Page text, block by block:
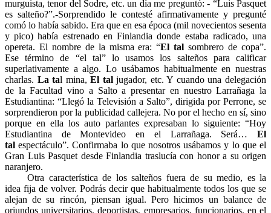
murguista, tenor del Sodre, etc. un día me preguntó: - “Luis Pasquet
es salteño?”.-Sorprendido le contesté afirmativamente y pregunté
comó lo había sabido. Era que en esa época (mil novecientos sesenta
y pico) había estrenado en Finlandia donde estaba radicado, una
opereta. El nombre de la misma era: “El tal sombrero de copa”.
Ese término de “el tal” lo usamos los salteños para calificar
superlativamente a algo. Lo usábamos habitualmente en nuestras
charlas. La tal mina,El taljugador, etc. Y cuando una delegación
de la Facultad vino a Salto a presentar en nuestro Larrañaga la
Estudiantina: “Llegó la Televisión a Salto”, dirigida por Perrone, se
sorprendieron por la publicidad callejera. No por el hecho en sí, sino
porque en ella los auto parlantes expresaban lo siguiente: “Hoy
Estudiantina de Montevideo en el Larrañaga. Será… El
tal espectáculo”. Confirmaba lo que nosotros usábamos y lo que el
Gran Luis Pasquet desde Finlandia traslucía con honor a su origen
naranjero.
Otra característica de los salteños fuera de su medio, es la
idea fija de volver. Podrás decir que habitualmente todos los que se
alejan de su rincón, piensan igual. Pero hicimos un balance de
oriundos universitarios, deportistas, empresarios, funcionarios, en el